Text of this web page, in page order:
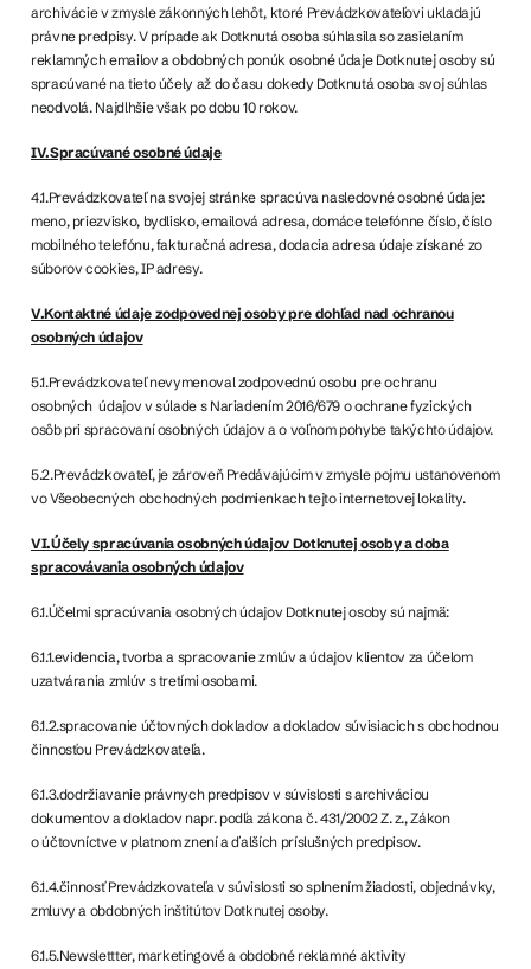
archivácie v zmysle zákonných lehôt, ktoré Prevádzkovateľovi ukladajú
právne predpisy. V prípade ak Dotknutá osoba súhlasila so zasielaním
reklamných emailov a obdobných ponúk osobné údaje Dotknutej osoby sú
spracúvané na tieto účely až do času dokedy Dotknutá osoba svoj súhlas
neodvolá. Najdlhšie však po dobu 10 rokov.
IV.Spracúvané osobné údaje
4.1.Prevádzkovateľ na svojej stránke spracúva nasledovné osobné údaje:
meno, priezvisko, bydlisko, emailová adresa, domáce telefónne číslo, číslo
mobilného telefónu, fakturačná adresa, dodacia adresa údaje získané zo
súborov cookies, IP adresy.
V.Kontaktné údaje zodpovednej osoby pre dohľad nad ochranou
osobných údajov
5.1.Prevádzkovateľ nevymenoval zodpovednú osobu pre ochranu
osobných údajov v súlade s Nariadením 2016/679 o ochrane fyzických
osôb pri spracovaní osobných údajov a o voľnom pohybe takýchto údajov.
5.2.Prevádzkovateľ, je zároveň Predávajúcim v zmysle pojmu ustanovenom
vo Všeobecných obchodných podmienkach tejto internetovej lokality.
VI.Účely spracúvania osobných údajov Dotknutej osoby a doba
spracovávania osobných údajov
6.1.Účelmi spracúvania osobných údajov Dotknutej osoby sú najmä:
6.1.1.evidencia, tvorba a spracovanie zmlúv a údajov klientov za účelom
uzatvárania zmlúv s tretími osobami.
6.1.2.spracovanie účtovných dokladov a dokladov súvisiacich s obchodnou
činnosťou Prevádzkovateľa.
6.1.3.dodržiavanie právnych predpisov v súvislosti s archiváciou
dokumentov a dokladov napr. podľa zákona č. 431/2002 Z. z., Zákon
o účtovníctve v platnom znení a ďalších príslušných predpisov.
6.1.4.činnosť Prevádzkovateľa v súvislosti so splnením žiadosti, objednávky,
zmluvy a obdobných inštitútov Dotknutej osoby.
6.1.5.Newslettter, marketingové a obdobné reklamné aktivity